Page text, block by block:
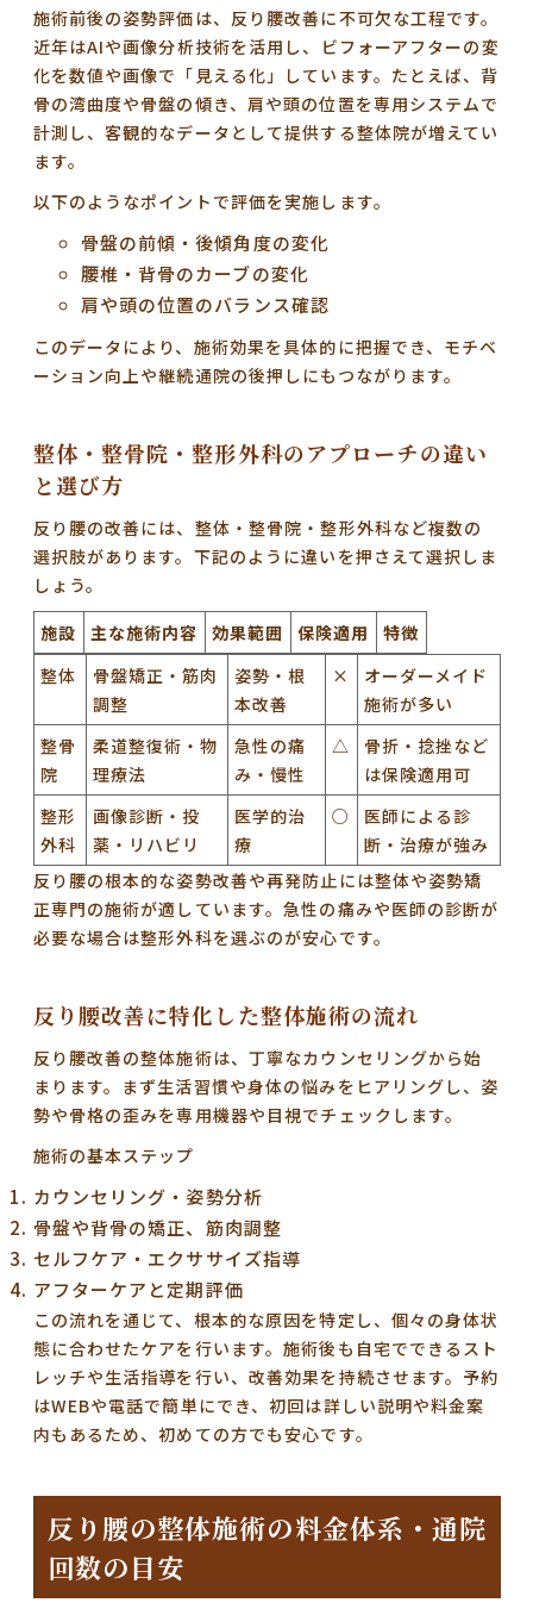
施術前後の姿勢評価は、反り腰改善に不可欠な工程です。
近年はAIや画像分析技術を活用し、ビフォーアフターの変
化を数値や画像で「見える化」しています。たとえば、背
骨の湾曲度や骨盤の傾き、肩や頭の位置を専用システムで
計測し、客観的なデータとして提供する整体院が増えてい
ます。
以下のようなポイントで評価を実施します。
骨盤の前傾・後傾角度の変化
腰椎・背骨のカーブの変化
肩や頭の位置のバランス確認
このデータにより、施術効果を具体的に把握でき、モチベ
ーション向上や継続通院の後押しにもつながります。
整体・整骨院・整形外科のアプローチの違い
と選び方
反り腰の改善には、整体・整骨院・整形外科など複数の
選択肢があります。下記のように違いを押さえて選択しま
しょう。
施設
主な施術内容 効果範囲 保険適用
特徴
整体
骨盤矯正・筋肉
調整
姿勢・根
本改善
×
オーダーメイド
施術が多い
整骨
院
柔道整復術・物
理療法
急性の痛
み・慢性
△
骨折・捻挫など
は保険適用可
整形
外科
画像診断・投
薬・リハビリ
医学的治
療
○
医師による診
断・治療が強み
反り腰の根本的な姿勢改善や再発防止には整体や姿勢矯
正専門の施術が適しています。急性の痛みや医師の診断が
必要な場合は整形外科を選ぶのが安心です。
反り腰改善に特化した整体施術の流れ
反り腰改善の整体施術は、丁寧なカウンセリングから始
まります。まず生活習慣や身体の悩みをヒアリングし、姿
勢や骨格の歪みを専用機器や目視でチェックします。
施術の基本ステップ
カウンセリング・姿勢分析
骨盤や背骨の矯正、筋肉調整
セルフケア・エクササイズ指導
アフターケアと定期評価
この流れを通じて、根本的な原因を特定し、個々の身体状
態に合わせたケアを行います。施術後も自宅でできるスト
レッチや生活指導を行い、改善効果を持続させます。予約
はWEBや電話で簡単にでき、初回は詳しい説明や料金案
内もあるため、初めての方でも安心です。
反り腰の整体施術の料金体系・通院
回数の目安